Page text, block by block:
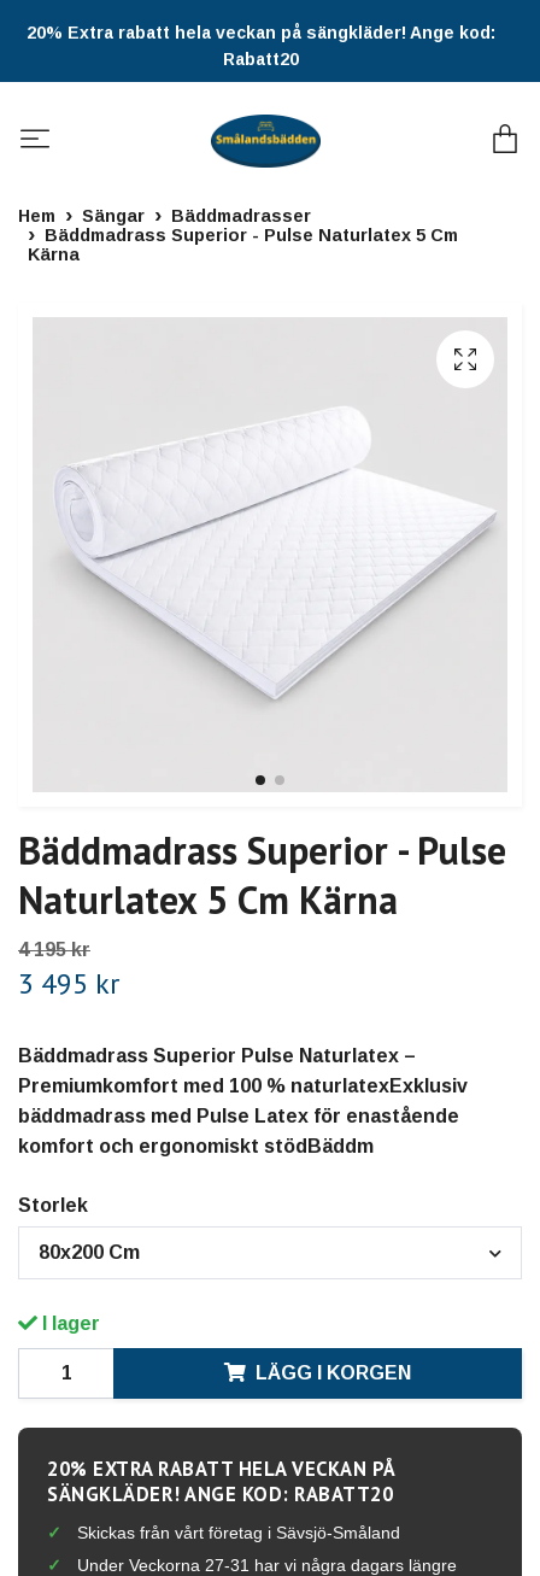
20% Extra rabatt hela veckan på sängkläder! Ange kod:
Rabatt20
Hem Sängar
Bäddmadrasser
Bäddmadrass Superior - Pulse Naturlatex 5 Cm
Kärna
Bäddmadrass Superior - Pulse
Naturlatex 5 Cm Kärna
4 195 kr
3 495 kr
Bäddmadrass Superior Pulse Naturlatex –
Premiumkomfort med 100 % naturlatexExklusiv
bäddmadrass med Pulse Latex för enastående
komfort och ergonomiskt stödBäddm
Storlek
80x200 Cm
I lager
LÄGG I KORGEN
20% EXTRA RABATT HELA VECKAN PÅ
SÄNGKLÄDER! ANGE KOD: RABATT20
Skickas från vårt företag i Sävsjö-Småland
Under Veckorna 27-31 har vi några dagars längre